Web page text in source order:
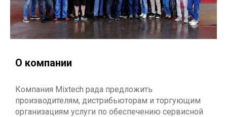
О компании
Компания Mixtech рада предложить
производителям, дистрибьюторам и торгующим
организациям услуги по обеспечению сервисной